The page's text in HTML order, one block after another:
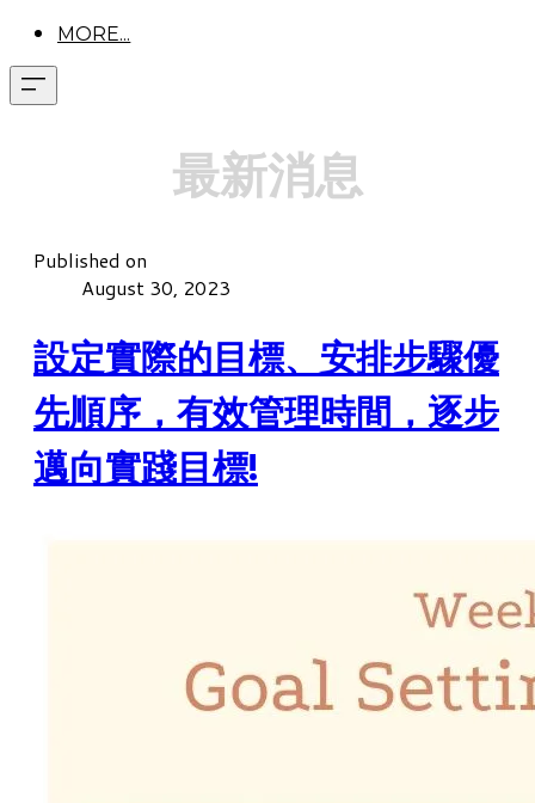
MORE...
最新消息
Published on
August 30, 2023
設定實際的目標、安排步驟優
先順序，有效管理時間，逐步
邁向實踐目標!